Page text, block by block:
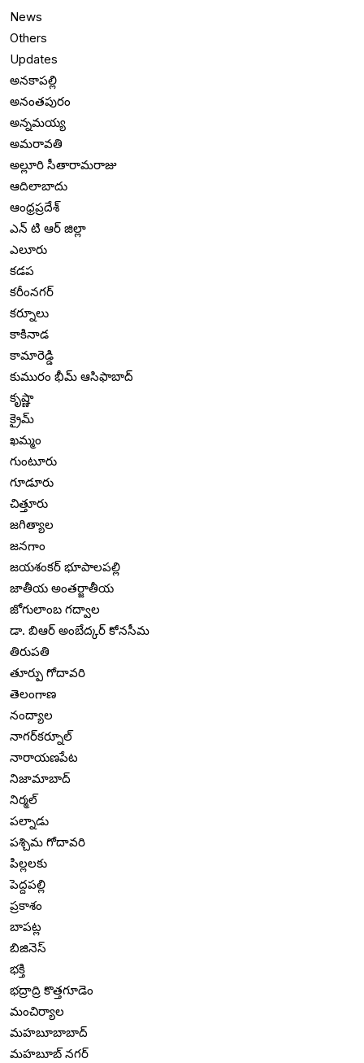
News
Others
Updates
అనకాపల్లి
అనంతపురం
అన్నమయ్య
అమరావతి
అల్లూరి సీతారామరాజు
ఆదిలాబాదు
ఆంధ్రప్రదేశ్
ఎన్ టి ఆర్ జిల్లా
ఎలూరు
కడప
కరీంనగర్
కర్నూలు
కాకినాడ
కామారెడ్డి
కుమురం భీమ్ ఆసిఫాబాద్
కృష్ణా
క్రైమ్
ఖమ్మం
గుంటూరు
గూడూరు
చిత్తూరు
జగిత్యాల
జనగాం
జయశంకర్ భూపాలపల్లి
జాతీయ అంతర్జాతీయ
జోగులాంబ గద్వాల
డా. బిఆర్ అంబేద్కర్ కోనసీమ
తిరుపతి
తూర్పు గోదావరి
తెలంగాణ
నంద్యాల
నాగర్‌కర్నూల్
నారాయణపేట
నిజామాబాద్
నిర్మల్
పల్నాడు
పశ్చిమ గోదావరి
పిల్లలకు
పెద్దపల్లి
ప్రకాశం
బాపట్ల
బిజినెస్
భక్తి
భద్రాద్రి కొత్తగూడెం
మంచిర్యాల
మహబూబాబాద్
మహబూబ్ నగర్